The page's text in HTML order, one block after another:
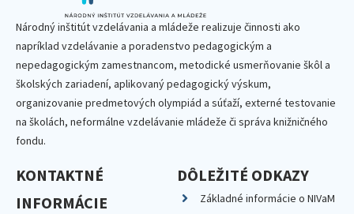
Národný inštitút vzdelávania a mládeže realizuje činnosti ako
napríklad vzdelávanie a poradenstvo pedagogickým a
nepedagogickým zamestnancom, metodické usmerňovanie škôl a
školských zariadení, aplikovaný pedagogický výskum,
organizovanie predmetových olympiád a súťaží, externé testovanie
na školách, neformálne vzdelávanie mládeže či správa knižničného
fondu.
KONTAKTNÉ
INFORMÁCIE
DÔLEŽITÉ ODKAZY
Základné informácie o NIVaM